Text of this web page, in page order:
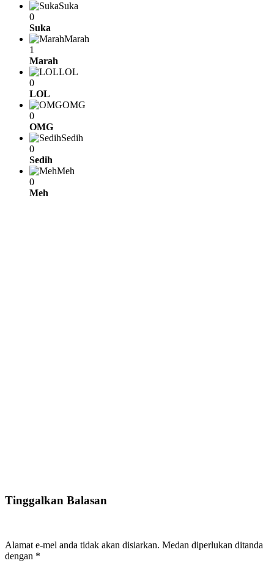
Suka
0
Suka
Marah
1
Marah
LOL
0
LOL
OMG
0
OMG
Sedih
0
Sedih
Meh
0
Meh
Tinggalkan Balasan
Alamat e-mel anda tidak akan disiarkan. Medan diperlukan ditanda
dengan *